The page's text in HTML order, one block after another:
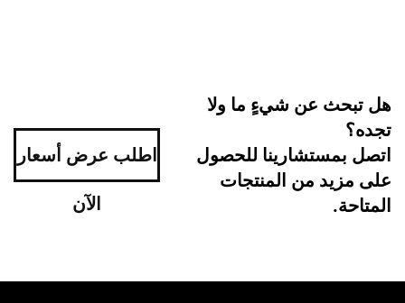
عن شيءٍ ما ولا
للحصول
من المنتجات
اطلب عرض أسعار